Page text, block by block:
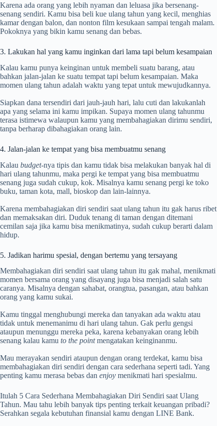
Karena ada orang yang lebih nyaman dan leluasa jika bersenang-
senang sendiri. Kamu bisa beli kue ulang tahun yang kecil, menghias
kamar dengan balon, dan nonton film kesukaan sampai tengah malam.
Pokoknya yang bikin kamu senang dan bebas.
3. Lakukan hal yang kamu inginkan dari lama tapi belum kesampaian
Kalau kamu punya keinginan untuk membeli suatu barang, atau
bahkan jalan-jalan ke suatu tempat tapi belum kesampaian. Maka
momen ulang tahun adalah waktu yang tepat untuk mewujudkannya.
Siapkan dana tersendiri dari jauh-jauh hari, lalu cuti dan lakukanlah
apa yang selama ini kamu impikan. Supaya momen ulang tahunmu
terasa istimewa walaupun kamu yang membahagiakan dirimu sendiri,
tanpa berharap dibahagiakan orang lain.
4. Jalan-jalan ke tempat yang bisa membuatmu senang
Kalau budget-nya tipis dan kamu tidak bisa melakukan banyak hal di
hari ulang tahunmu, maka pergi ke tempat yang bisa membuatmu
senang juga sudah cukup, kok. Misalnya kamu senang pergi ke toko
buku, taman kota, mall, bioskop dan lain-lainnya.
Karena membahagiakan diri sendiri saat ulang tahun itu gak harus ribet
dan memaksakan diri. Duduk tenang di taman dengan ditemani
cemilan saja jika kamu bisa menikmatinya, sudah cukup berarti dalam
hidup.
5. Jadikan harimu spesial, dengan bertemu yang tersayang
Membahagiakan diri sendiri saat ulang tahun itu gak mahal, menikmati
momen bersama orang yang disayang juga bisa menjadi salah satu
caranya. Misalnya dengan sahabat, orangtua, pasangan, atau bahkan
orang yang kamu sukai.
Kamu tinggal menghubungi mereka dan tanyakan ada waktu atau
tidak untuk menemanimu di hari ulang tahun. Gak perlu gengsi
ataupun menunggu mereka peka, karena kebanyakan orang lebih
senang kalau kamu to the pointmengatakan keinginanmu.
Mau merayakan sendiri ataupun dengan orang terdekat, kamu bisa
membahagiakan diri sendiri dengan cara sederhana seperti tadi. Yang
penting kamu merasa bebas dan enjoy menikmati hari spesialmu.
Itulah 5 Cara Sederhana Membahagiakan Diri Sendiri saat Ulang
Tahun. Mau tahu lebih banyak tips penting terkait keuangan pribadi?
Serahkan segala kebutuhan finansial kamu dengan LINE Bank.